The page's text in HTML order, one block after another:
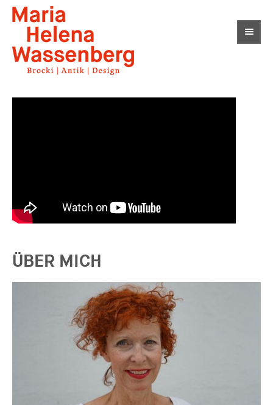
ÜBER MICH